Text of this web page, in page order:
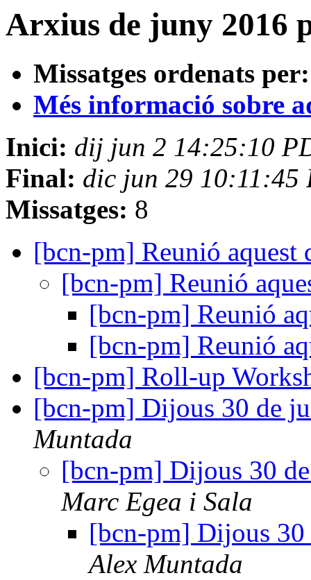
Arxius de juny 2016
Missatges ordenats per:
Més informació sobre
Inici: dij jun 2 14:25:10
Final: dic jun 29 10:11:45
Missatges: 8
[bcn-pm] Reunió
[bcn-pm] Reunió
[bcn-pm] Reunió
[bcn-pm] Reunió
[bcn-pm] Roll-up
[bcn-pm] Dijous 30 de
Muntada
[bcn-pm] Dijous 30
Marc Egea i Sala
[bcn-pm] Dijous 30
Alex Muntada